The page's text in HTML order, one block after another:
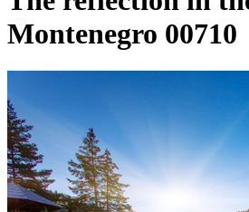
Montenegro 00710